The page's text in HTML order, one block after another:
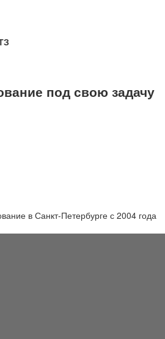
под свою задачу
в Санкт-Петербурге с 2004 года